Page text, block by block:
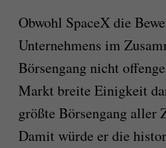
Obwohl SpaceX die
Unternehmens im
Börsengang nicht
Markt breite Einigkeit
größte Börsengang aller
Damit würde er die